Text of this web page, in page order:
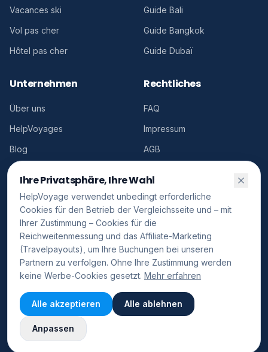
Vacances ski
Vol pas cher
Hôtel pas cher
Guide Bali
Guide Bangkok
Guide Dubaï
Unternehmen
Über uns
HelpVoyages
Blog
Kontakt
Rechtliches
FAQ
Impressum
AGB
2026HelpVoyage.Alle Rechte vorbehalten.
Cookie-Einstellungen
FR
HelpVoyage ist ein unabhängiger Vergleichsdienst. Buchungen werden
direkt auf den Websites unserer Partner (Aviasales, Hotellook, Discover
Cars und andere Marken des Travelpayouts-Netzwerks) vorgenommen.
HelpVoyage erhält eine Affiliate-Provision ohne zusätzliche Kosten für den
Nutzer. Powered by Travelpayouts.
Ihre Privatsphäre, Ihre Wahl
HelpVoyage verwendet unbedingt erforderliche
Cookies für den Betrieb der Vergleichsseite und – mit
Ihrer Zustimmung – Cookies für die
Reichweitenmessung und das Affiliate-Marketing
(Travelpayouts), um Ihre Buchungen bei unseren
Partnern zu verfolgen. Ohne Ihre Zustimmung werden
keine Werbe-Cookies gesetzt. Mehr erfahren
Alle akzeptieren Alle ablehnen
Anpassen
🇬🇧
Seite ist
auf